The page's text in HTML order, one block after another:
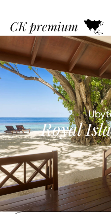
CK premium
Royal